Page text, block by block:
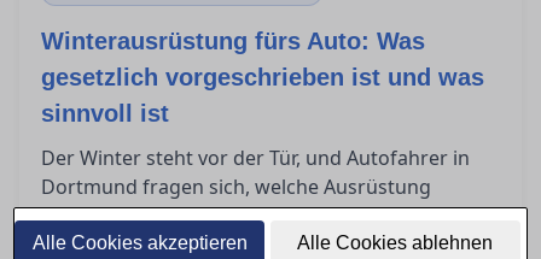
Alle Cookies akzeptieren Alle Cookies ablehnen
Winterausrüstung fürs Auto: Was
gesetzlich vorgeschrieben ist und was
sinnvoll ist
Der Winter steht vor der Tür, und Autofahrer in
Dortmund fragen sich, welche Ausrüstung
entscheidend ist, um sicher durch die kalte
Jahreszeit zu kommen. Die situative